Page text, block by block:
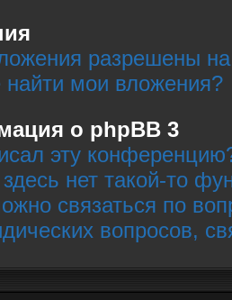
разрешены
найти мои вложения?
о phpBB 3
эту
нет такой-то
связаться по
вопросов,